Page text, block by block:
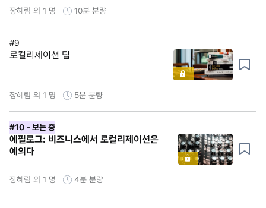
장혜림 외 1 명 10분 분량
#9
로컬리제이션 팁
장혜림 외 1 명 5분 분량
#10 - 보는 중
에필로그: 비즈니스에서 로컬리제이션은
예의다
장혜림 외 1 명 4분 분량